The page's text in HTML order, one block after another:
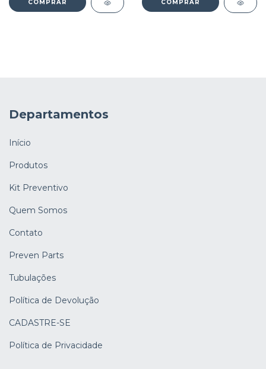
Departamentos
Início
Produtos
Kit Preventivo
Quem Somos
Contato
Preven Parts
Tubulações
Política de Devolução
CADASTRE-SE
Política de Privacidade